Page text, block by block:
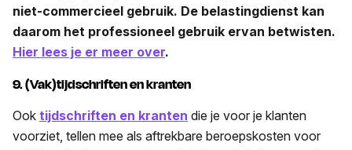
niet-commercieel gebruik. De belastingdienst kan
daarom het professioneel gebruik ervan betwisten.
Hier lees je er meer over.
9. (Vak)tijdschriften en kranten
Ook tijdschriften en kranten die je voor je klanten
voorziet, tellen mee als aftrekbare beroepskosten voor